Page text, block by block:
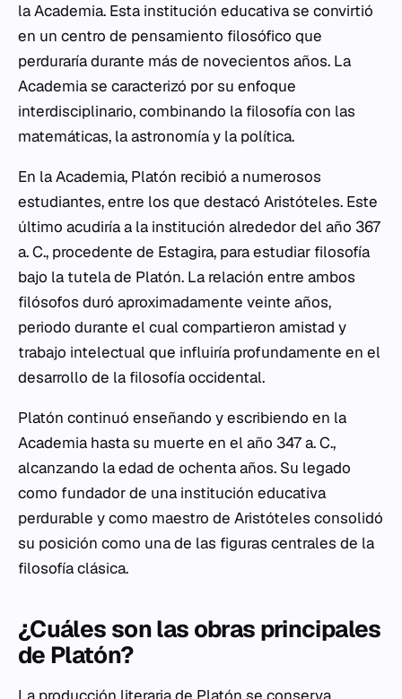
la Academia. Esta institución educativa se convirtió
en un centro de pensamiento filosófico que
perduraría durante más de novecientos años. La
Academia se caracterizó por su enfoque
interdisciplinario, combinando la filosofía con las
matemáticas, la astronomía y la política.
En la Academia, Platón recibió a numerosos
estudiantes, entre los que destacó Aristóteles. Este
último acudiría a la institución alrededor del año 367
a. C., procedente de Estagira, para estudiar filosofía
bajo la tutela de Platón. La relación entre ambos
filósofos duró aproximadamente veinte años,
periodo durante el cual compartieron amistad y
trabajo intelectual que influiría profundamente en el
desarrollo de la filosofía occidental.
Platón continuó enseñando y escribiendo en la
Academia hasta su muerte en el año 347 a. C.,
alcanzando la edad de ochenta años. Su legado
como fundador de una institución educativa
perdurable y como maestro de Aristóteles consolidó
su posición como una de las figuras centrales de la
filosofía clásica.
¿Cuáles son las obras principales
de Platón?